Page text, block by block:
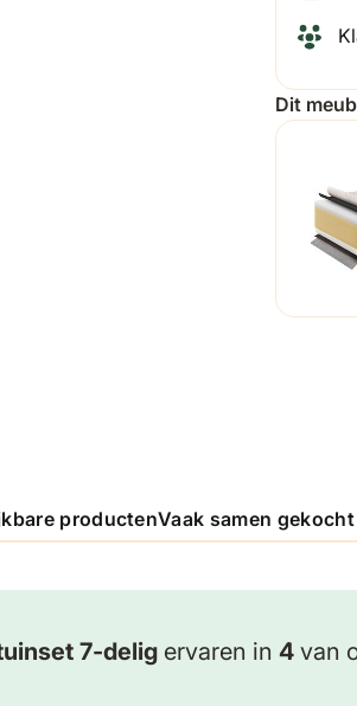
Dit
productenVaak samen
7-delig ervaren in 4 van